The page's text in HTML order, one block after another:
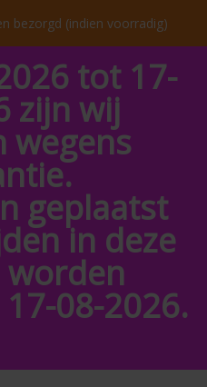
bezorgd (indien voorradig)
tot 17-
zijn wij
wegens
geplaatst
in deze
08-2026.